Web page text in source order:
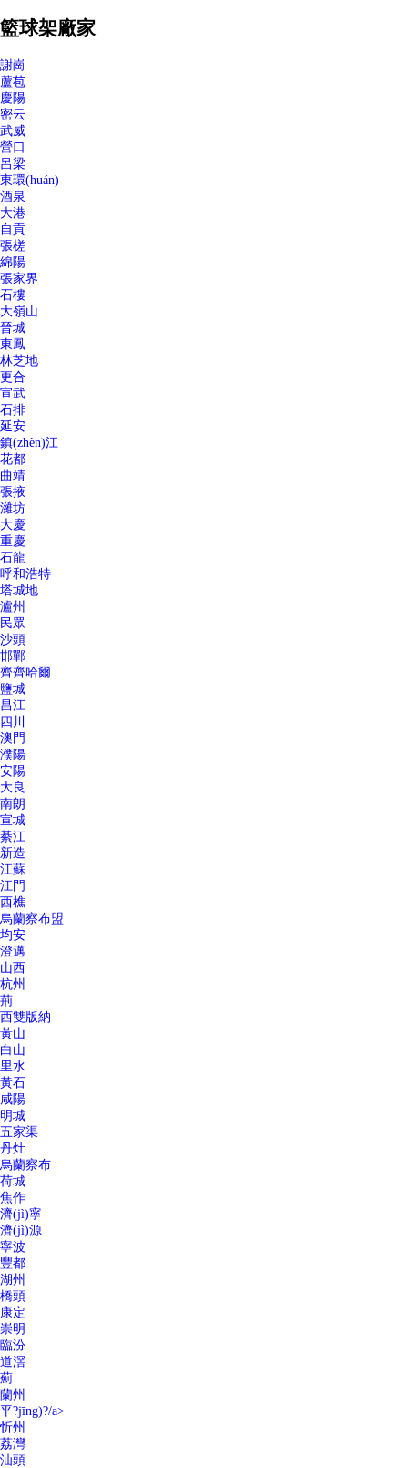
籃球架廠家
謝崗
蘆苞
慶陽
密云
武威
營口
呂梁
東環(huán)
酒泉
大港
自貢
張槎
綿陽
張家界
石樓
大嶺山
晉城
東鳳
林芝地
更合
宣武
石排
延安
鎮(zhèn)江
花都
曲靖
張掖
濰坊
大慶
重慶
石龍
呼和浩特
塔城地
瀘州
民眾
沙頭
邯鄲
齊齊哈爾
鹽城
昌江
四川
澳門
濮陽
安陽
大良
南朗
宣城
綦江
新造
江蘇
江門
西樵
烏蘭察布盟
均安
澄邁
山西
杭州
荊
西雙版納
黃山
白山
里水
黃石
咸陽
明城
五家渠
丹灶
烏蘭察布
荷城
焦作
濟(jì)寧
濟(jì)源
寧波
豐都
湖州
橋頭
康定
崇明
臨汾
道滘
薊
蘭州
平?jīng)?/a>
忻州
荔灣
汕頭